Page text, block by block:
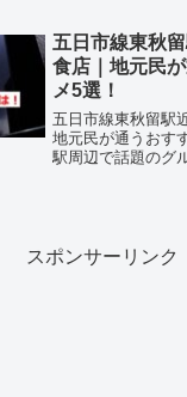
和した便利なエリ
や観光客の間で「
五日市線東秋
食店｜地元民
メ5選！
五日市線東秋留駅
地元民が通うおす
駅周辺で話題のグ
スポンサーリンク